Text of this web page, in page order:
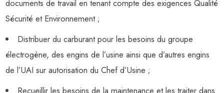
documents de travail en tenant compte des exigences Qualité
Sécurité et Environnement ;
Distribuer du carburant pour les besoins du groupe
électrogène, des engins de l’usine ainsi que d’autres engins
de l’UAI sur autorisation du Chef d’Usine ;
Recueillir les besoins de la maintenance et les traiter dans